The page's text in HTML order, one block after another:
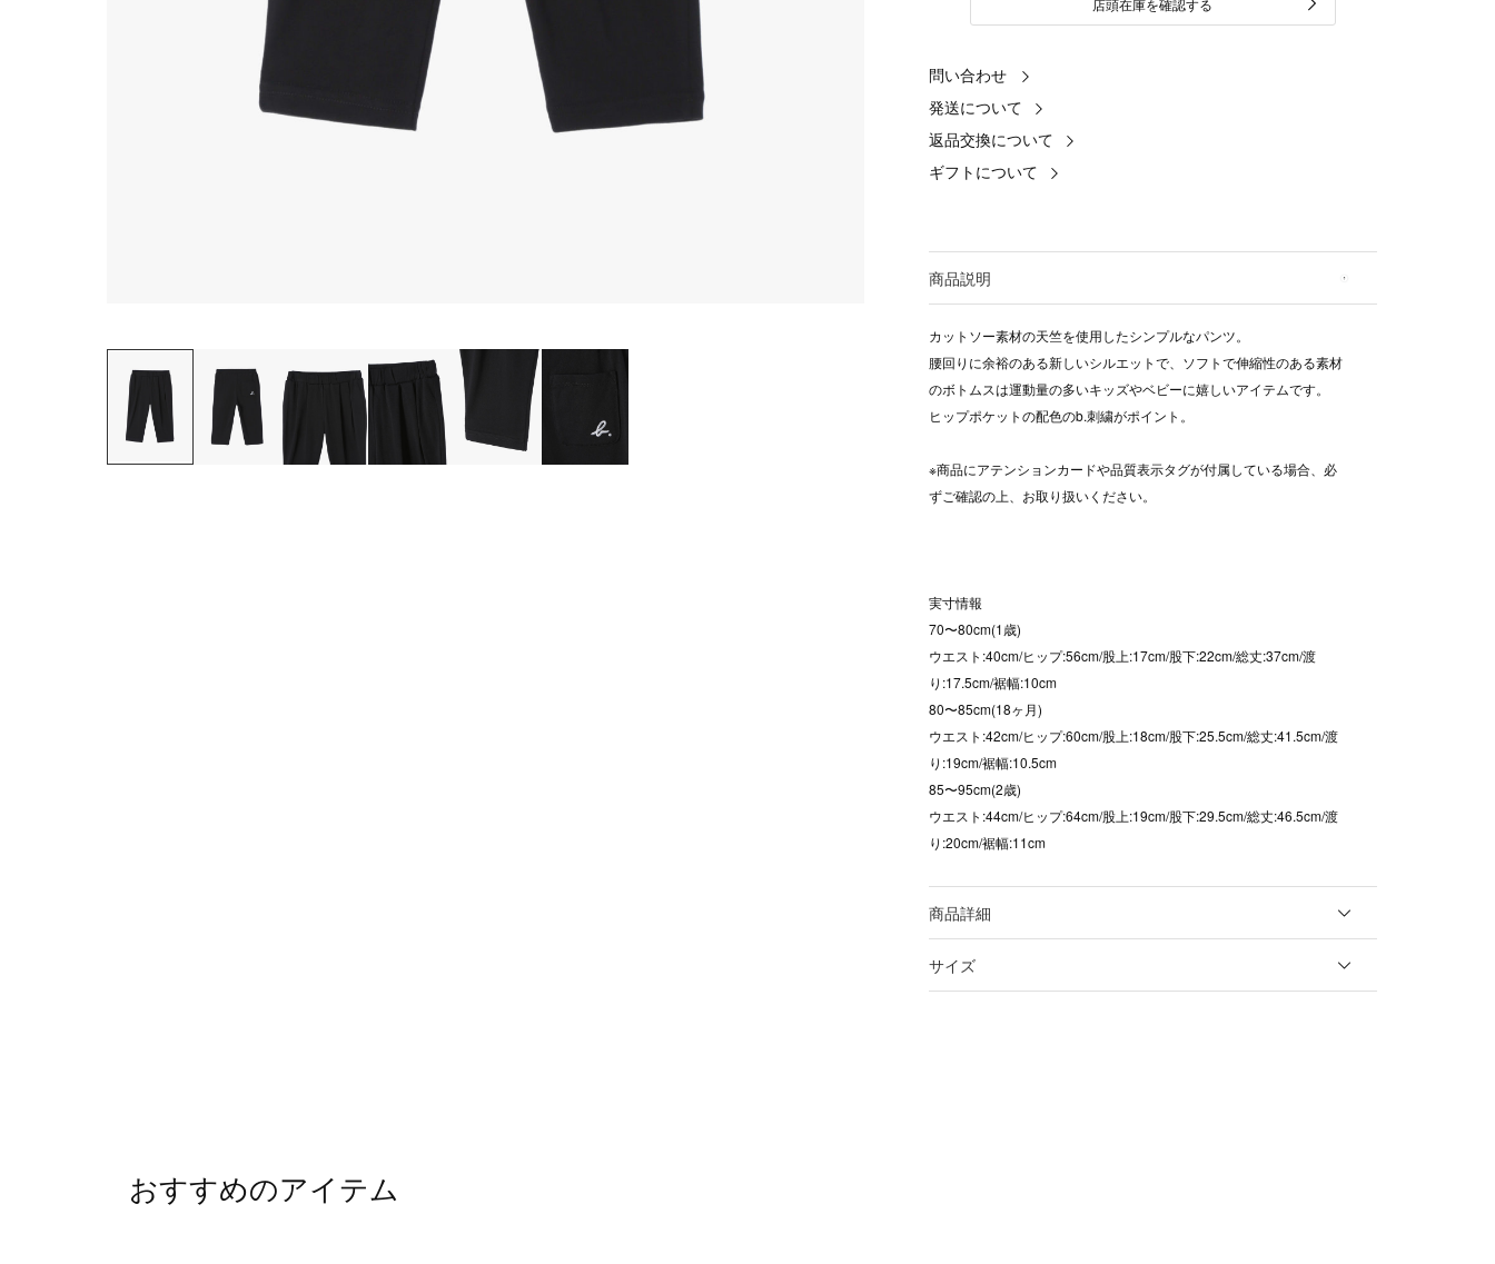
店頭在庫を確認する
問い合わせ
発送について
返品交換について
ギフトについて
商品説明
カットソー素材の天竺を使用したシンプルなパンツ。
腰回りに余裕のある新しいシルエットで、ソフトで伸縮性のある素材
のボトムスは運動量の多いキッズやベビーに嬉しいアイテムです。
ヒップポケットの配色のb.刺繍がポイント。
※商品にアテンションカードや品質表示タグが付属している場合、必
ずご確認の上、お取り扱いください。
実寸情報
70〜80cm(1歳)
ウエスト:40cm/ヒップ:56cm/股上:17cm/股下:22cm/総丈:37cm/渡
り:17.5cm/裾幅:10cm
80〜85cm(18ヶ月)
ウエスト:42cm/ヒップ:60cm/股上:18cm/股下:25.5cm/総丈:41.5cm/渡
り:19cm/裾幅:10.5cm
85〜95cm(2歳)
ウエスト:44cm/ヒップ:64cm/股上:19cm/股下:29.5cm/総丈:46.5cm/渡
り:20cm/裾幅:11cm
商品詳細
サイズ
おすすめのアイテム